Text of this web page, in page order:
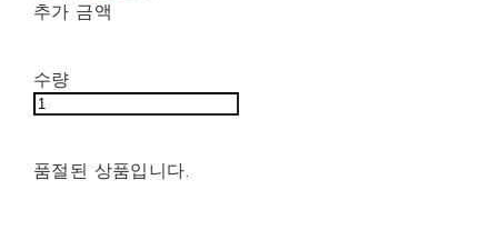
추가 금액
수량
품절된 상품입니다.